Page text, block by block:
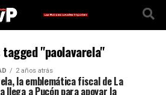
"paolavarela"
2 años atrás
la emblemática fiscal de La
llega a Pucón para apoyar la